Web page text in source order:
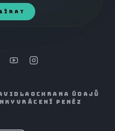
OCHRANA ÚDAJŮ
VRÁCENÍ PENĚZ